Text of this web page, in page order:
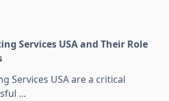
Services USA and Their Role
Services USA are a critical
...